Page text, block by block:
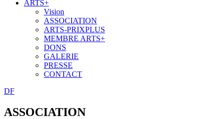
ARTS+
Vision
ASSOCIATION
ARTS-PRIXPLUS
MEMBRE ARTS+
DONS
GALERIE
PRESSE
CONTACT
DF
ASSOCIATION